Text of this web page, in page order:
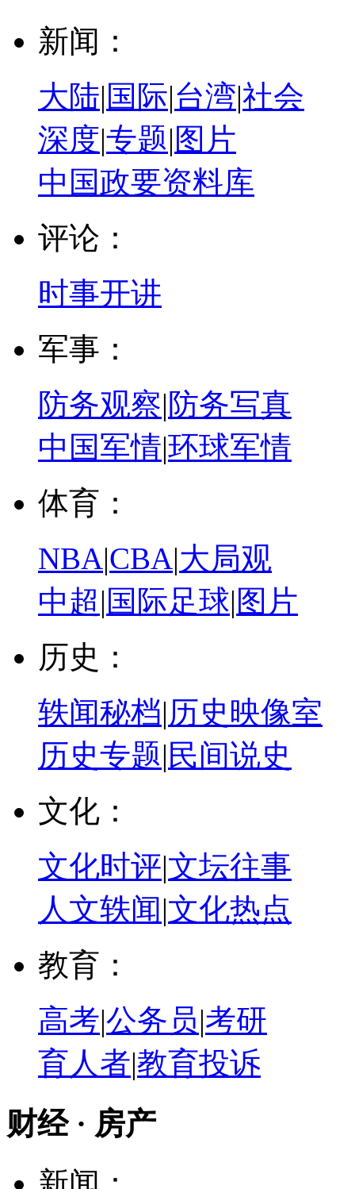
新闻：
大陆|国际|台湾|社会
深度|专题|图片
中国政要资料库
评论：
时事开讲
军事：
防务观察|防务写真
中国军情|环球军情
体育：
NBA|CBA|大局观
中超|国际足球|图片
历史：
轶闻秘档|历史映像室
历史专题| 民间说史
文化：
文化时评|文坛往事
人文轶闻|文化热点
教育：
高考|公务员|考研
育人者|教育投诉
财经 · 房产